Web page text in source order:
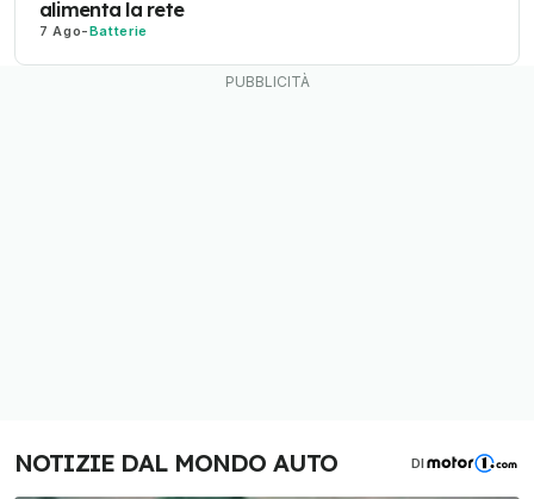
alimenta la rete
7 Ago-Batterie
NOTIZIE DAL MONDO AUTO DI